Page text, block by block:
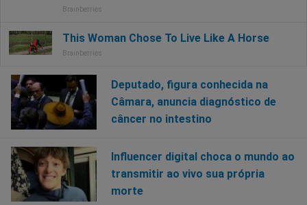
Deputado, figura conhecida na
Câmara, anuncia diagnóstico de
câncer no intestino
Influencer digital choca o mundo ao
transmitir ao vivo sua própria
morte